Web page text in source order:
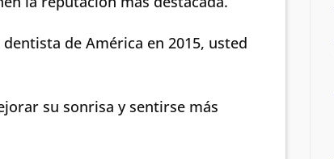
de América en 2015, usted
su sonrisa y sentirse más